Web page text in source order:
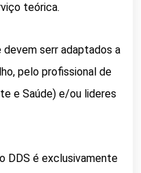
teórica.
devem serr adaptados a
pelo profissional de
e Saúde) e/ou lideres
DDS é exclusivamente